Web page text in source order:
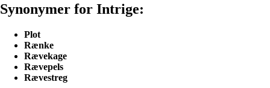
Synonymer for Intrige:
Plot
Rænke
Rævekage
Rævepels
Rævestreg